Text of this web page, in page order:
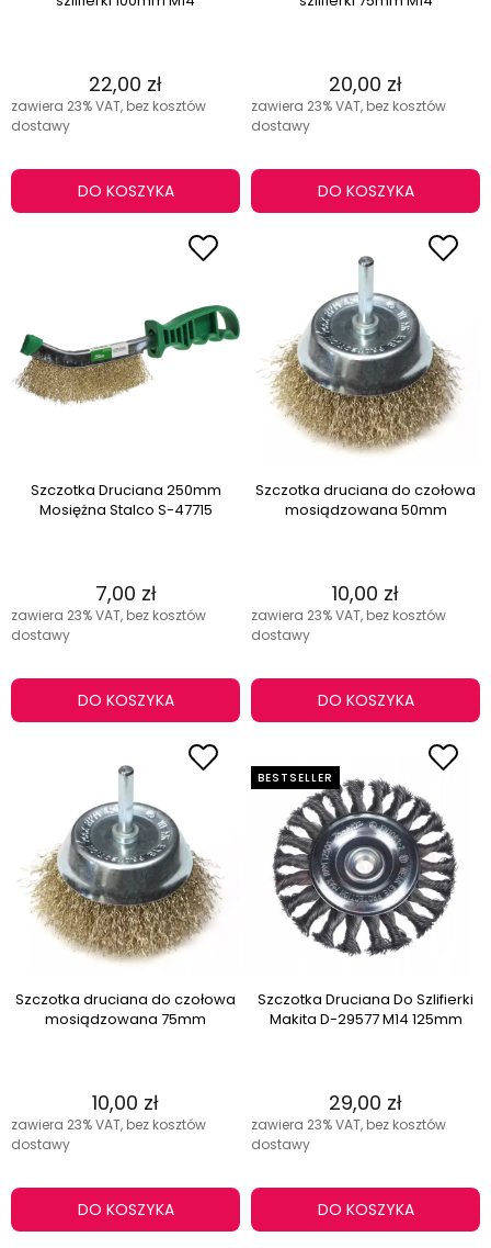
22,00 zł
zawiera 23% VAT, bez kosztów
dostawy
DO KOSZYKA
20,00 zł
zawiera 23% VAT, bez kosztów
dostawy
DO KOSZYKA
Szczotka Druciana 250mm
Mosiężna Stalco S-47715
7,00 zł
zawiera 23% VAT, bez kosztów
dostawy
DO KOSZYKA
Szczotka druciana do czołowa
mosiądzowana 50mm
10,00 zł
zawiera 23% VAT, bez kosztów
dostawy
DO KOSZYKA
Szczotka druciana do czołowa
mosiądzowana 75mm
10,00 zł
zawiera 23% VAT, bez kosztów
dostawy
DO KOSZYKA
Szczotka Druciana Do Szlifierki
Makita D-29577 M14 125mm
29,00 zł
zawiera 23% VAT, bez kosztów
dostawy
DO KOSZYKA
BESTSELLER